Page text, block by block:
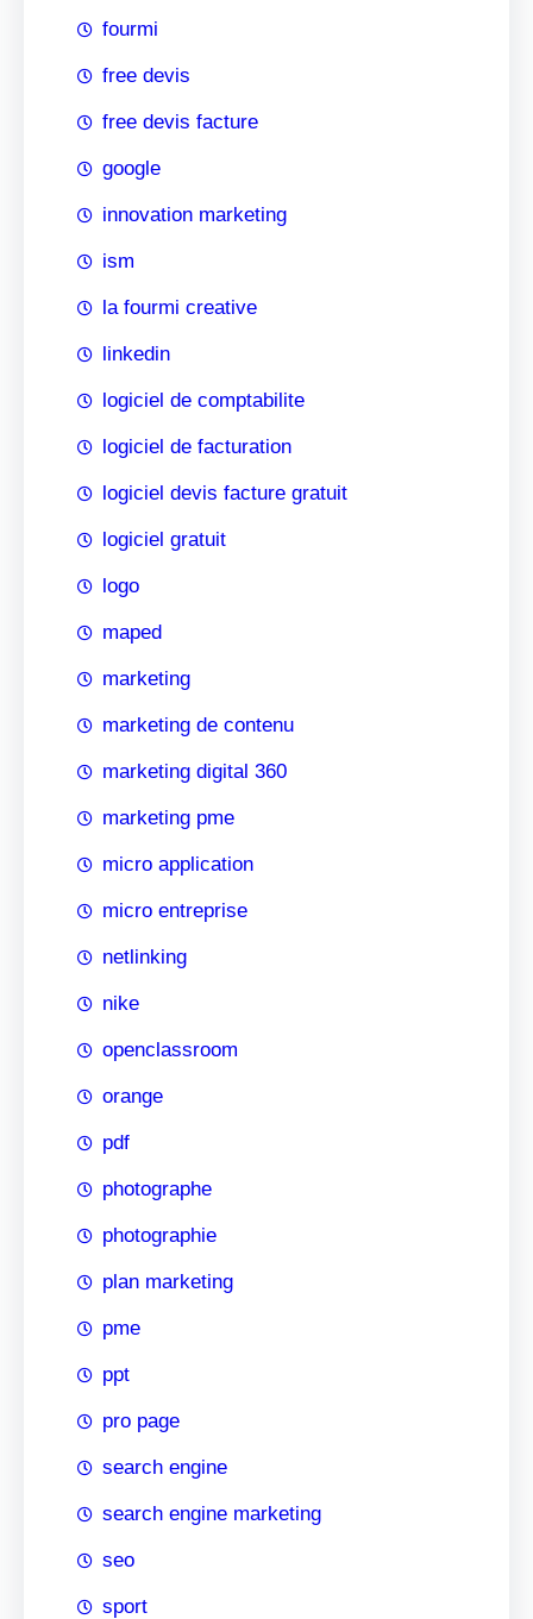
fourmi
free devis
free devis facture
google
innovation marketing
ism
la fourmi creative
linkedin
logiciel de comptabilite
logiciel de facturation
logiciel devis facture gratuit
logiciel gratuit
logo
maped
marketing
marketing de contenu
marketing digital 360
marketing pme
micro application
micro entreprise
netlinking
nike
openclassroom
orange
pdf
photographe
photographie
plan marketing
pme
ppt
pro page
search engine
search engine marketing
seo
sport